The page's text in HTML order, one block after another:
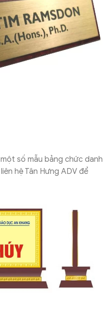
số mẫu bảng chức danh
hệ Tân Hưng ADV để